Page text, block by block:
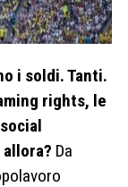
i soldi. Tanti.
rights, le
Da